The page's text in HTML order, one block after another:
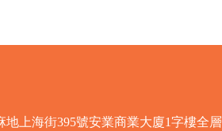
地上海街395號安業商業大廈1字樓全層